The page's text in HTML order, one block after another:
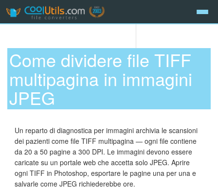
Come dividere file TIFF
multipagina in immagini
JPEG
Un reparto di diagnostica per immagini archivia le scansioni
dei pazienti come file TIFF multipagina — ogni file contiene
da 20 a 50 pagine a 300 DPI. Le immagini devono essere
caricate su un portale web che accetta solo JPEG. Aprire
ogni TIFF in Photoshop, esportare le pagine una per una e
salvarle come JPEG richiederebbe ore.